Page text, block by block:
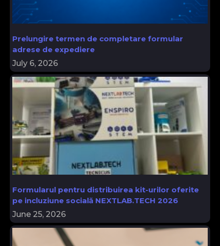
Prelungire termen de completare formular
adrese de expediere
July 6, 2026
Formularul pentru distribuirea kit-urilor oferite
pe incluziune socială NEXTLAB.TECH 2026
June 25, 2026